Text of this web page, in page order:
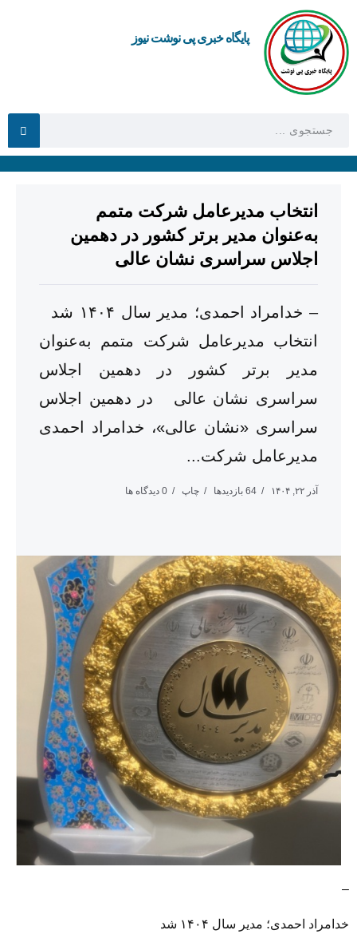
پایگاه خبری پی نوشت نیوز
انتخاب مدیرعامل شرکت متمم
به‌عنوان مدیر برتر کشور در دهمین
اجلاس سراسری نشان عالی
– خدامراد احمدی؛ مدیر سال ۱۴۰۴ شد
انتخاب مدیرعامل شرکت متمم به‌عنوان
مدیر برتر کشور در دهمین اجلاس
سراسری نشان عالی در دهمین اجلاس
سراسری «نشان عالی»، خدامراد احمدی
مدیرعامل شرکت...
آذر ۲۲, ۱۴۰۴ 64 بازدیدها چاپ 0 دیدگاه ها
–
خدامراد احمدی؛ مدیر سال ۱۴۰۴ شد